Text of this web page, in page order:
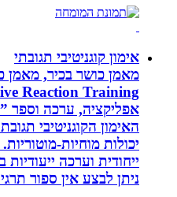
אימון קוגניטיבי תגובתי
מאמן כושר בכיר, מאמן
אפליקציה, ערכה וספר
האימון הקוגניטיבי תגובתי).
יכולות מוחיות-מוטוריות.
ניתן לבצע אין ספור תרגילים